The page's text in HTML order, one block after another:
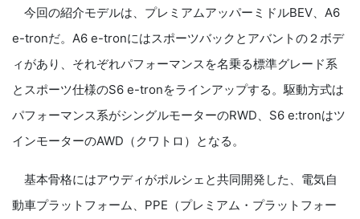
今回の紹介モデルは、プレミアムアッパーミドルBEV、A6
e-tronだ。A6 e-tronにはスポーツバックとアバントの２ボデ
ィがあり、それぞれパフォーマンスを名乗る標準グレード系
とスポーツ仕様のS6 e-tronをラインアップする。駆動方式は
パフォーマンス系がシングルモーターのRWD、S6 e:tronはツ
インモーターのAWD（クワトロ）となる。
基本骨格にはアウディがポルシェと共同開発した、電気自
動車プラットフォーム、PPE（プレミアム・プラットフォー